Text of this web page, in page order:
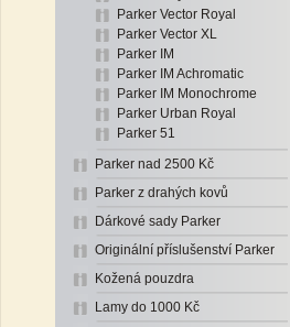
Parker Vector Royal
Parker Vector XL
Parker IM
Parker IM Achromatic
Parker IM Monochrome
Parker Urban Royal
Parker 51
Parker nad 2500 Kč
Parker z drahých kovů
Dárkové sady Parker
Originální příslušenství Parker
Kožená pouzdra
Lamy do 1000 Kč